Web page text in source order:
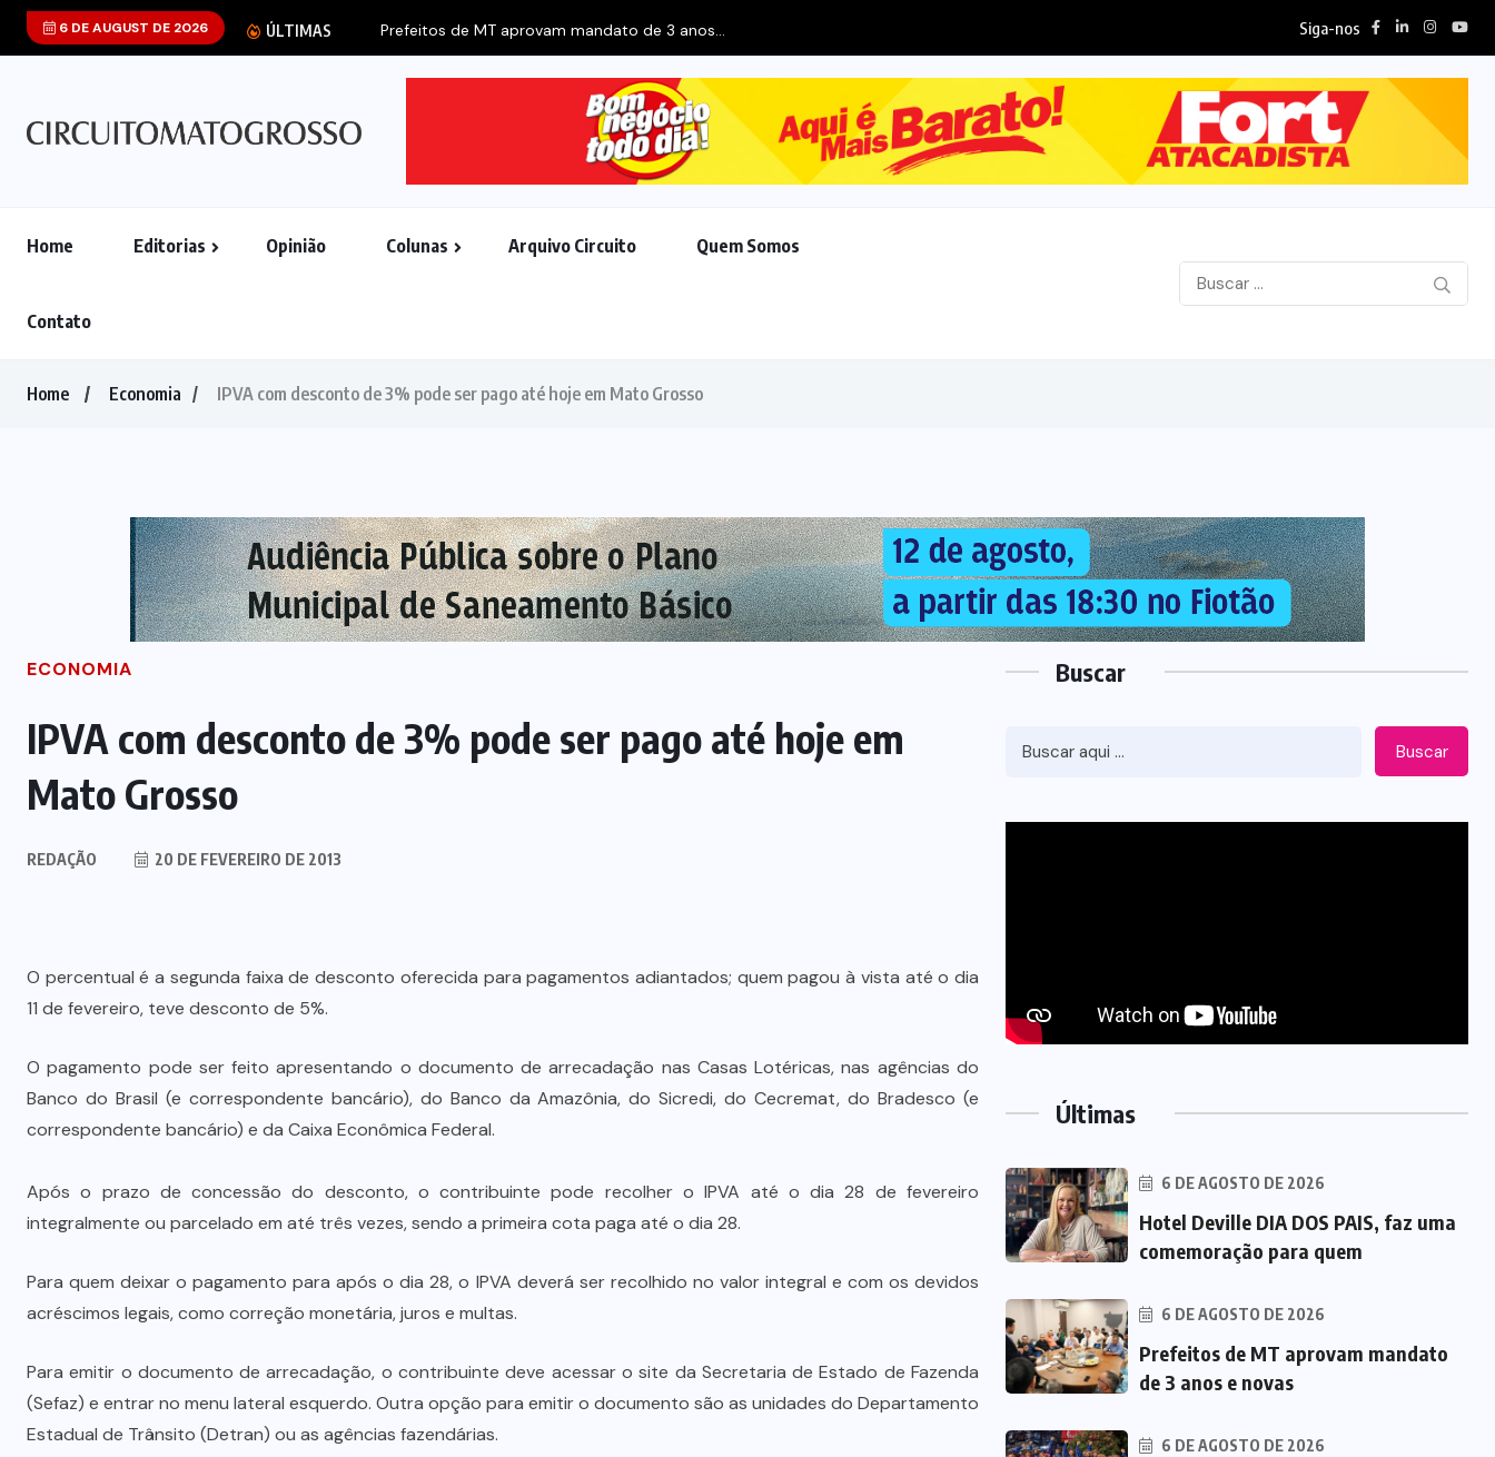
6 DE AUGUST DE 2026 ÚLTIMAS Prefeitos de MT aprovam mandato de 3 anos... Siga-nos
Home Editorias Opinião Colunas Arquivo Circuito Quem Somos
Contato
Home Economia IPVA com desconto de 3% pode ser pago até hoje em Mato Grosso
ECONOMIA
IPVA com desconto de 3% pode ser pago até hoje em
Mato Grosso
REDAÇÃO 20 DE FEVEREIRO DE 2013
O percentual é a segunda faixa de desconto oferecida para pagamentos adiantados; quem pagou à vista até o dia
11 de fevereiro, teve desconto de 5%.
O pagamento pode ser feito apresentando o documento de arrecadação nas Casas Lotéricas, nas agências do
Banco do Brasil (e correspondente bancário), do Banco da Amazônia, do Sicredi, do Cecremat, do Bradesco (e
correspondente bancário) e da Caixa Econômica Federal.
Após o prazo de concessão do desconto, o contribuinte pode recolher o IPVA até o dia 28 de fevereiro
integralmente ou parcelado em até três vezes, sendo a primeira cota paga até o dia 28.
Para quem deixar o pagamento para após o dia 28, o IPVA deverá ser recolhido no valor integral e com os devidos
acréscimos legais, como correção monetária, juros e multas.
Para emitir o documento de arrecadação, o contribuinte deve acessar o site da Secretaria de Estado de Fazenda
(Sefaz) e entrar no menu lateral esquerdo. Outra opção para emitir o documento são as unidades do Departamento
Estadual de Trânsito (Detran) ou as agências fazendárias.
Buscar
Buscar
Últimas
6 DE AGOSTO DE 2026
Hotel Deville DIA DOS PAIS, faz uma
comemoração para quem
6 DE AGOSTO DE 2026
Prefeitos de MT aprovam mandato
de 3 anos e novas
6 DE AGOSTO DE 2026